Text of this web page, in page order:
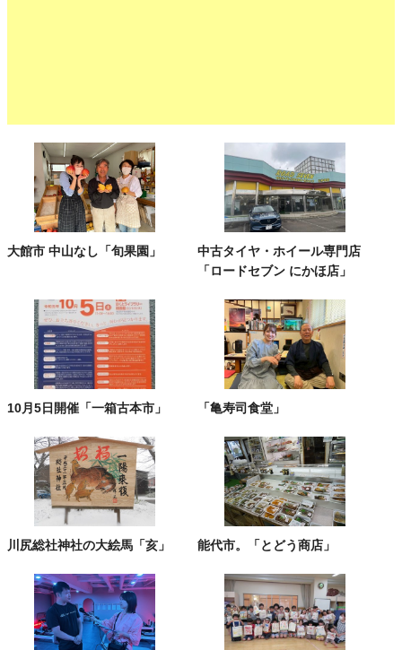
大館市 中山なし「旬果園」
中古タイヤ・ホイール専門店
「ロードセブン にかほ店」
10月5日開催「一箱古本市」 「亀寿司食堂」
川尻総社神社の大絵馬「亥」 能代市。「とどう商店」